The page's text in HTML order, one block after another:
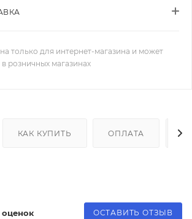
только для интернет-магазина и может
розничных магазинах
КАК КУПИТЬ ОПЛАТА
оценок ОСТАВИТЬ ОТЗЫВ